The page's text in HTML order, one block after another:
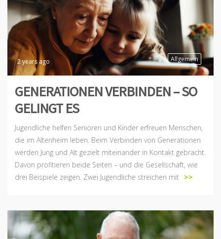
Allgemein
2 years ago
GENERATIONEN VERBINDEN – SO
GELINGT ES
Jugendliche helfen Senioren und Kinder erfreuen Menschen,
die im Altenheim leben. Beim Verbinden von Generationen
werden Jung und Alt gezielt miteinander in Kontakt gebracht.
Davon profitieren beide Seiten – und die Gesellschaft, wie
drei Beispiele zeigen. Zwei Jugendliche streichen mit
>>